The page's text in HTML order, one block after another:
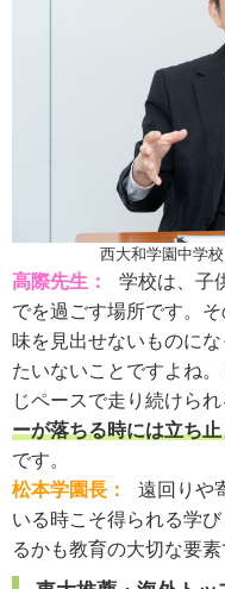
西大和学園中学
高際先生：
学校は、子
でを過ごす場所です。
味を見出せないものに
たいないことですよね
じペースで走り続けら
ーが落ちる時には立ち
です。
松本学園長：
遠回りや
いる時こそ得られる学
るかも教育の大切な要素